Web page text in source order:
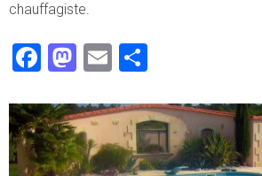
chauffagiste.
Facebook
Mastodon
Email